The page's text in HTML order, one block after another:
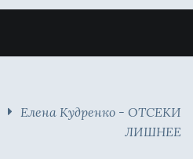
Елена Кудренко - ОТСЕКИ
ЛИШНЕЕ